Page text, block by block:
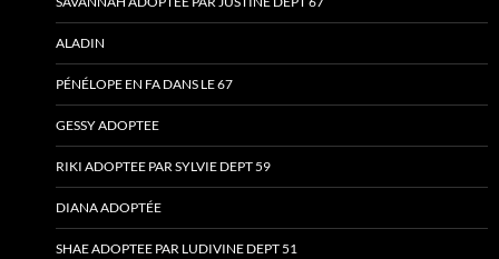
ALADIN
PÉNÉLOPE EN FA DANS LE 67
GESSY ADOPTEE
RIKI ADOPTEE PAR SYLVIE DEPT 59
DIANA ADOPTÉE
SHAE ADOPTEE PAR LUDIVINE DEPT 51